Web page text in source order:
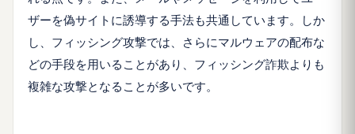
ザーを偽サイトに誘導する手法も共通しています。しか
し、フィッシング攻撃では、さらにマルウェアの配布な
どの手段を用いることがあり、フィッシング詐欺よりも
複雑な攻撃となることが多いです。